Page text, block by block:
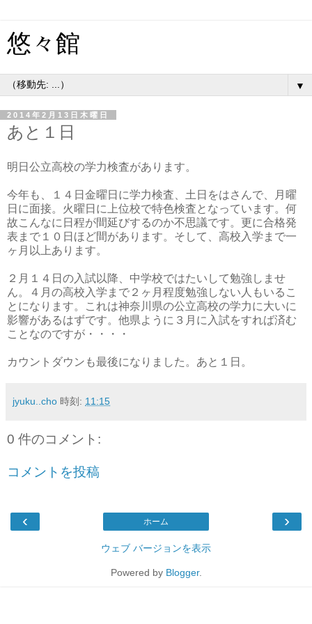
悠々館
▼
2014年2月13日木曜日
あと１日
明日公立高校の学力検査があります。
今年も、１４日金曜日に学力検査、土日をはさんで、月曜
日に面接。火曜日に上位校で特色検査となっています。何
故こんなに日程が間延びするのか不思議です。更に合格発
表まで１０日ほど間があります。そして、高校入学まで一
ヶ月以上あります。
２月１４日の入試以降、中学校ではたいして勉強しませ
ん。４月の高校入学まで２ヶ月程度勉強しない人もいるこ
とになります。これは神奈川県の公立高校の学力に大いに
影響があるはずです。他県ように３月に入試をすれば済む
ことなのですが・・・・
カウントダウンも最後になりました。あと１日。
jyuku..cho 時刻: 11:15
0 件のコメント:
コメントを投稿
‹ ›
ホーム
ウェブ バージョンを表示
Powered by Blogger.